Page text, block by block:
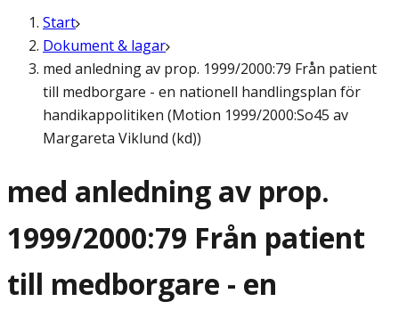
Start
Dokument & lagar
med anledning av prop. 1999/2000:79 Från patient
till medborgare - en nationell handlingsplan för
handikappolitiken (Motion 1999/2000:So45 av
Margareta Viklund (kd))
med anledning av prop.
1999/2000:79 Från patient
till medborgare - en